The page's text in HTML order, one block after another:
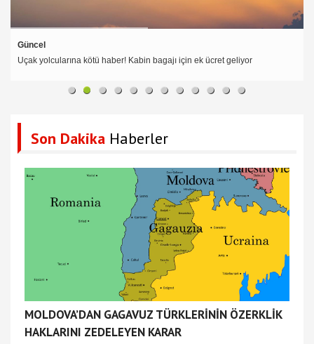
Güncel
Uçak yolcularına kötü haber! Kabin bagajı için ek ücret geliyor
Son Dakika Haberler
MOLDOVA’DAN GAGAVUZ TÜRKLERİNİN ÖZERKLİK
HAKLARINI ZEDELEYEN KARAR